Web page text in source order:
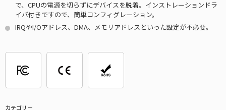
で、CPUの電源を切らずにデバイスを脱着。インストレーションドラ
イバ付きですので、簡単コンフィグレーション。
IRQやI/Oアドレス、DMA、メモリアドレスといった設定が不必要。
カテゴリー